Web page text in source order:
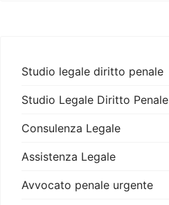
Studio legale diritto penale
Studio Legale Diritto Penale
Consulenza Legale
Assistenza Legale
Avvocato penale urgente